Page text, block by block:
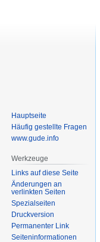
Hauptseite
Häufig gestellte Fragen
www.gude.info
Werkzeuge
Links auf diese Seite
Änderungen an
verlinkten Seiten
Spezialseiten
Druckversion
Permanenter Link
Seiten­informationen